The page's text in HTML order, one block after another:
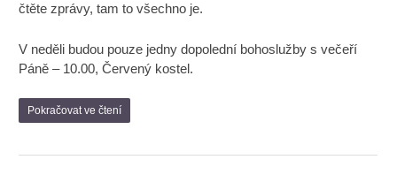
čtěte zprávy, tam to všechno je.
V neděli budou pouze jedny dopolední bohoslužby s večeří
Páně – 10.00, Červený kostel.
Pokračovat ve čtení